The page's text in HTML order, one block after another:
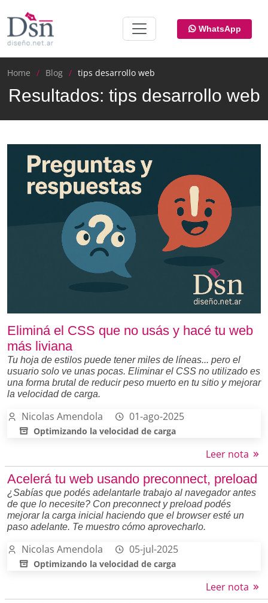
WhatsApp
Home Blog tips desarrollo web
Resultados: tips desarrollo web
Eliminá el CSS que no usás y hacé tu web
más liviana
Tu hoja de estilos puede tener miles de líneas... pero el
usuario solo ve unas pocas. Eliminar el CSS no utilizado es
una forma brutal de reducir peso muerto en tu sitio y mejorar
la velocidad de carga.
Nicolas Amendola 01-ago-2025
Optimizando la velocidad de carga
Leer nota
Acelerá tu web usando preconnect, preload
¿Sabías que podés adelantarle trabajo al navegador antes
de que lo necesite? Con preconnect y preload podés
mejorar la carga inicial haciendo que el browser esté un
paso adelante. Te muestro cómo aprovecharlo.
Nicolas Amendola 05-jul-2025
Optimizando la velocidad de carga
Leer nota